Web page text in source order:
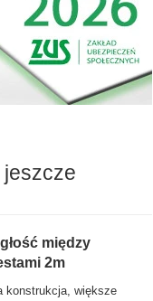
między
2m
konstrukcja, większe